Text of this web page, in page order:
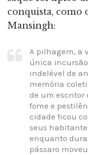
conquista, como
Mansingh:
A pilhagem, a
única
indelével de
memória
de um escritor
fome e
cidade ficou
seus
enquanto
pássaro